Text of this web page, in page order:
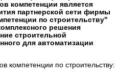
компетенции является
партнерской сети фирмы
по строительству"
решения
строительной
для автоматизации
компетенции по строительству: